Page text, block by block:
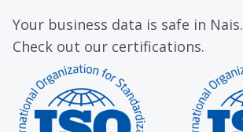
Your business data is safe in Nais.
Check out our certifications.